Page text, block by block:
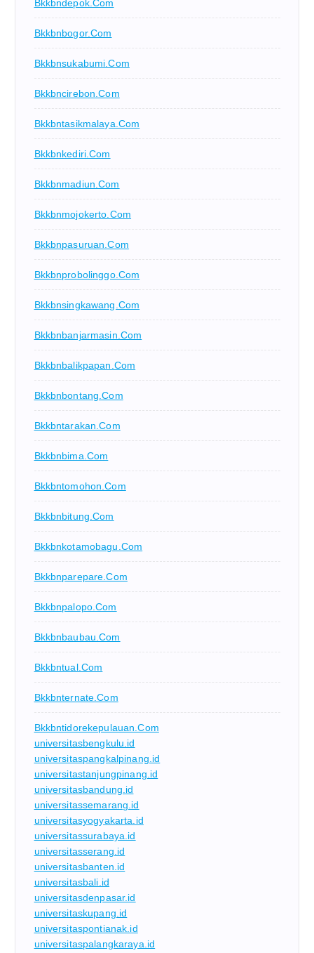
Bkkbndepok.com
Bkkbnbogor.com
Bkkbnsukabumi.com
Bkkbncirebon.com
Bkkbntasikmalaya.com
Bkkbnkediri.com
Bkkbnmadiun.com
Bkkbnmojokerto.com
Bkkbnpasuruan.com
Bkkbnprobolinggo.com
Bkkbnsingkawang.com
Bkkbnbanjarmasin.com
Bkkbnbalikpapan.com
Bkkbnbontang.com
Bkkbntarakan.com
Bkkbnbima.com
Bkkbntomohon.com
Bkkbnbitung.com
Bkkbnkotamobagu.com
Bkkbnparepare.com
Bkkbnpalopo.com
Bkkbnbaubau.com
Bkkbntual.com
Bkkbnternate.com
Bkkbntidorekepulauan.com
universitasbengkulu.id
universitaspangkalpinang.id
universitastanjungpinang.id
universitasbandung.id
universitassemarang.id
universitasyogyakarta.id
universitassurabaya.id
universitasserang.id
universitasbanten.id
universitasbali.id
universitasdenpasar.id
universitaskupang.id
universitaspontianak.id
universitaspalangkaraya.id